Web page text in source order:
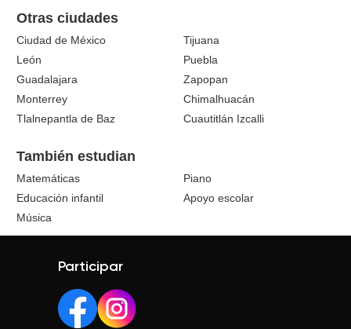
Otras ciudades
Ciudad de México
Tijuana
León
Puebla
Guadalajara
Zapopan
Monterrey
Chimalhuacán
Tlalnepantla de Baz
Cuautitlán Izcalli
También estudian
Matemáticas
Piano
Educación infantil
Apoyo escolar
Música
Participar